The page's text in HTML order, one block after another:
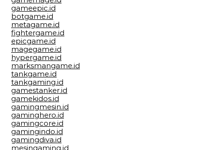
gameepic.id
botgame.id
metagame.id
fightergame.id
epicgame.id
magegame.id
hypergame.id
marksmangame.id
tankgame.id
tankgaming.id
gamestanker.id
gamekidos.id
gamingmesin.id
gaminghero.id
gamingcore.id
gamingindo.id
gamingdiva.id
mesingaming.id